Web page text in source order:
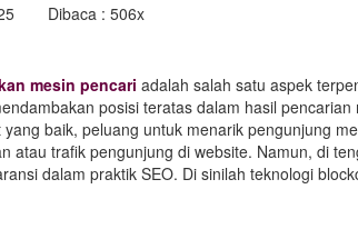
Dibaca : 506x
mesin pencari adalah salah satu aspek
posisi teratas dalam hasil
baik, peluang untuk menarik pengunjung
atau trafik pengunjung di website. Namun, di
dalam praktik SEO. Di sinilah teknologi